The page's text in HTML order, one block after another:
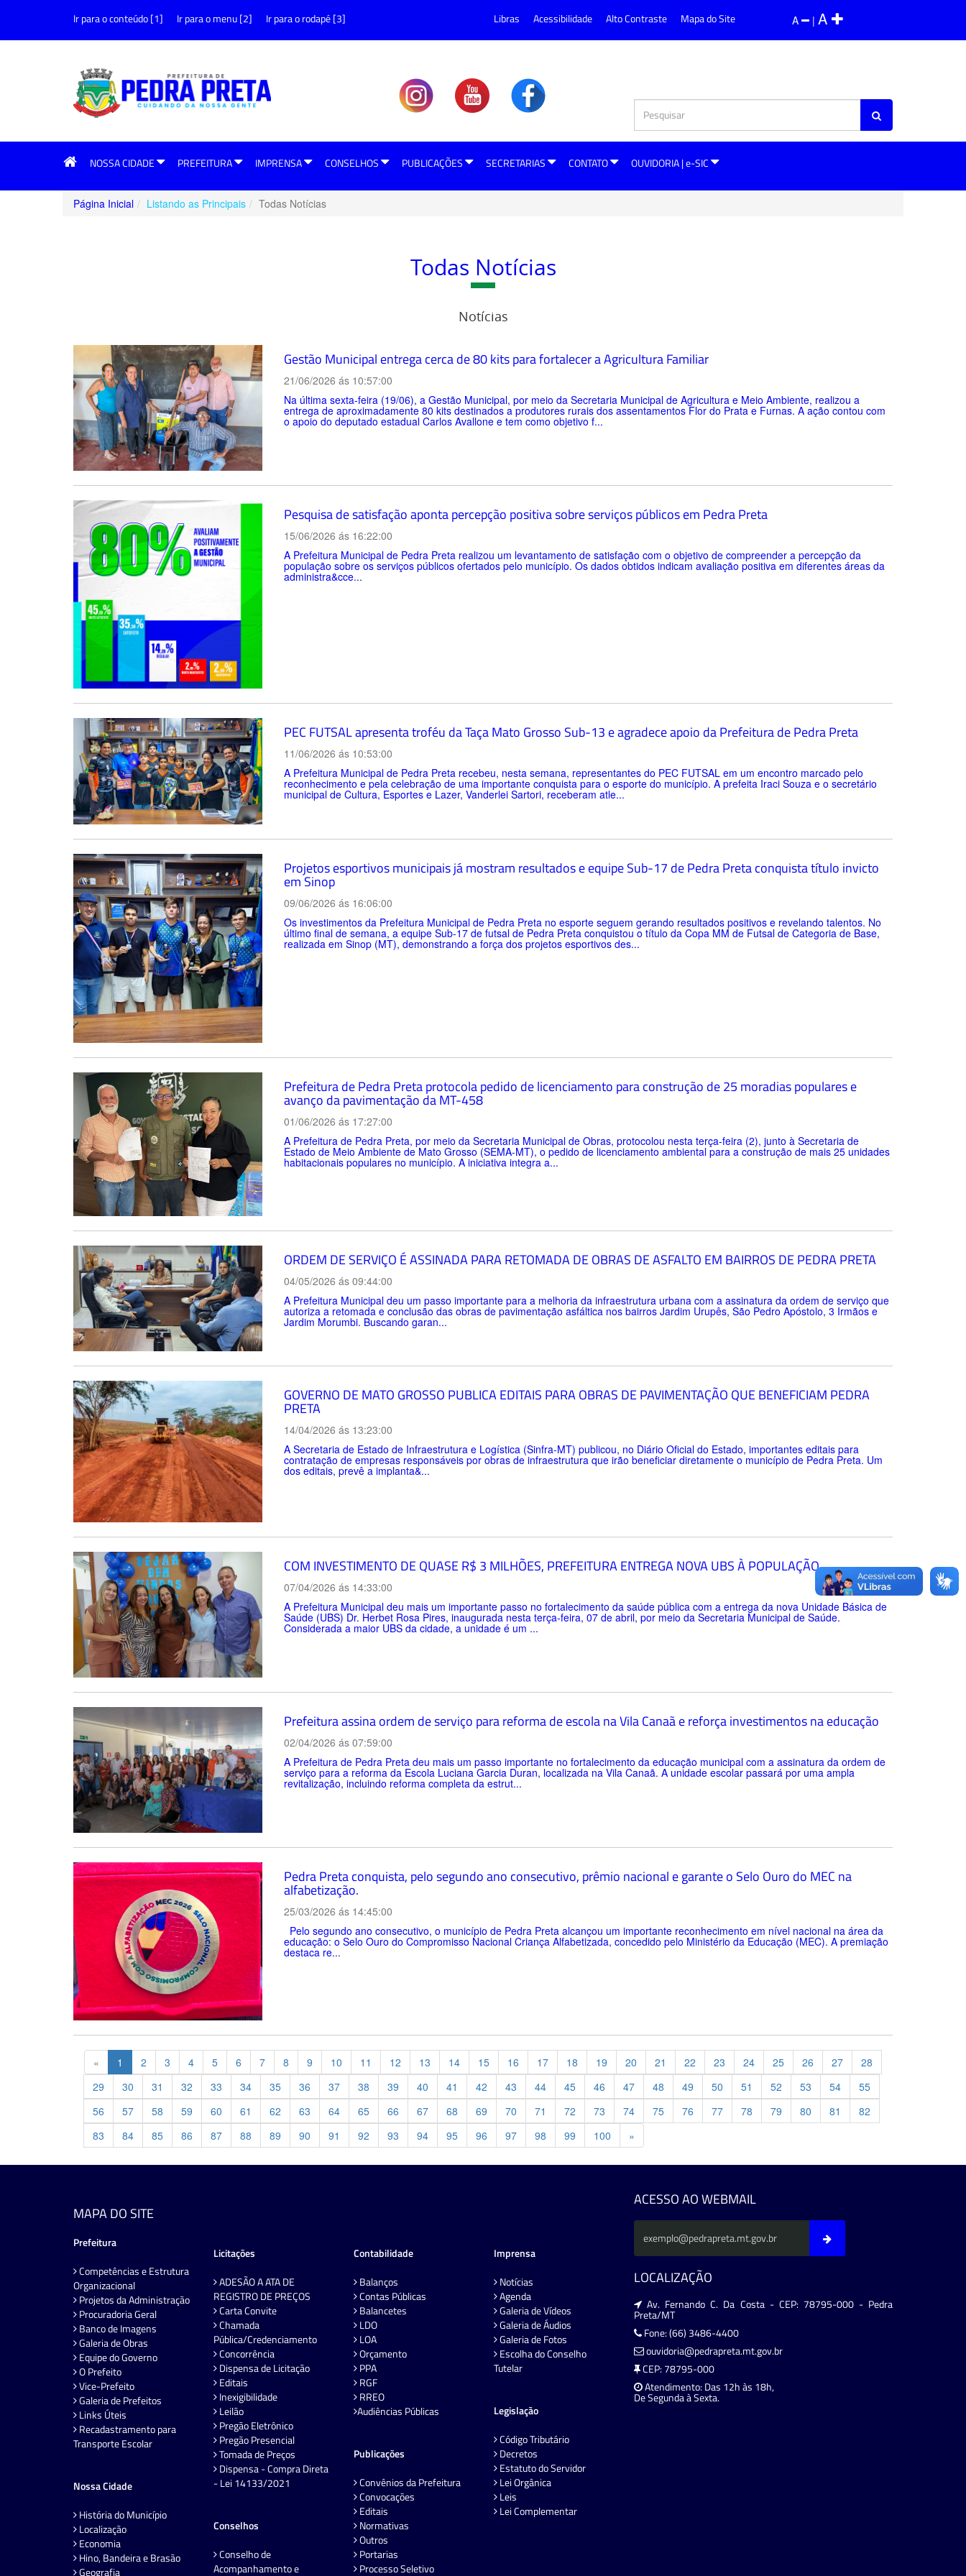
Ir para o conteúdo [1] Ir para o menu [2] Ir para o rodapé [3] A | A
Libras Acessibilidade Alto Contraste Mapa do Site
NOSSA CIDADE PREFEITURA IMPRENSA CONSELHOS PUBLICAÇÕES SECRETARIAS CONTATO OUVIDORIA | e-SIC
Página Inicial Listando as Principais Todas Notícias
Todas Notícias
Notícias
Gestão Municipal entrega cerca de 80 kits para fortalecer a Agricultura Familiar
21/06/2026 ás 10:57:00
Na última sexta-feira (19/06), a Gestão Municipal, por meio da Secretaria Municipal de Agricultura e Meio Ambiente, realizou a
entrega de aproximadamente 80 kits destinados a produtores rurais dos assentamentos Flor do Prata e Furnas. A ação contou com
o apoio do deputado estadual Carlos Avallone e tem como objetivo f...
Pesquisa de satisfação aponta percepção positiva sobre serviços públicos em Pedra Preta
15/06/2026 ás 16:22:00
A Prefeitura Municipal de Pedra Preta realizou um levantamento de satisfação com o objetivo de compreender a percepção da
população sobre os serviços públicos ofertados pelo município. Os dados obtidos indicam avaliação positiva em diferentes áreas da
administra&cce...
PEC FUTSAL apresenta troféu da Taça Mato Grosso Sub-13 e agradece apoio da Prefeitura de Pedra Preta
11/06/2026 ás 10:53:00
A Prefeitura Municipal de Pedra Preta recebeu, nesta semana, representantes do PEC FUTSAL em um encontro marcado pelo
reconhecimento e pela celebração de uma importante conquista para o esporte do município. A prefeita Iraci Souza e o secretário
municipal de Cultura, Esportes e Lazer, Vanderlei Sartori, receberam atle...
Projetos esportivos municipais já mostram resultados e equipe Sub-17 de Pedra Preta conquista título invicto
em Sinop
09/06/2026 ás 16:06:00
Os investimentos da Prefeitura Municipal de Pedra Preta no esporte seguem gerando resultados positivos e revelando talentos. No
último final de semana, a equipe Sub-17 de futsal de Pedra Preta conquistou o título da Copa MM de Futsal de Categoria de Base,
realizada em Sinop (MT), demonstrando a força dos projetos esportivos des...
Prefeitura de Pedra Preta protocola pedido de licenciamento para construção de 25 moradias populares e
avanço da pavimentação da MT-458
01/06/2026 ás 17:27:00
A Prefeitura de Pedra Preta, por meio da Secretaria Municipal de Obras, protocolou nesta terça-feira (2), junto à Secretaria de
Estado de Meio Ambiente de Mato Grosso (SEMA-MT), o pedido de licenciamento ambiental para a construção de mais 25 unidades
habitacionais populares no município. A iniciativa integra a...
ORDEM DE SERVIÇO É ASSINADA PARA RETOMADA DE OBRAS DE ASFALTO EM BAIRROS DE PEDRA PRETA
04/05/2026 ás 09:44:00
A Prefeitura Municipal deu um passo importante para a melhoria da infraestrutura urbana com a assinatura da ordem de serviço que
autoriza a retomada e conclusão das obras de pavimentação asfáltica nos bairros Jardim Urupês, São Pedro Apóstolo, 3 Irmãos e
Jardim Morumbi. Buscando garan...
GOVERNO DE MATO GROSSO PUBLICA EDITAIS PARA OBRAS DE PAVIMENTAÇÃO QUE BENEFICIAM PEDRA
PRETA
14/04/2026 ás 13:23:00
A Secretaria de Estado de Infraestrutura e Logística (Sinfra-MT) publicou, no Diário Oficial do Estado, importantes editais para
contratação de empresas responsáveis por obras de infraestrutura que irão beneficiar diretamente o município de Pedra Preta. Um
dos editais, prevê a implanta&...
COM INVESTIMENTO DE QUASE R$ 3 MILHÕES, PREFEITURA ENTREGA NOVA UBS À POPULAÇÃO
07/04/2026 ás 14:33:00
A Prefeitura Municipal deu mais um importante passo no fortalecimento da saúde pública com a entrega da nova Unidade Básica de
Saúde (UBS) Dr. Herbet Rosa Pires, inaugurada nesta terça-feira, 07 de abril, por meio da Secretaria Municipal de Saúde.
Considerada a maior UBS da cidade, a unidade é um ...
Prefeitura assina ordem de serviço para reforma de escola na Vila Canaã e reforça investimentos na educação
02/04/2026 ás 07:59:00
A Prefeitura de Pedra Preta deu mais um passo importante no fortalecimento da educação municipal com a assinatura da ordem de
serviço para a reforma da Escola Luciana Garcia Duran, localizada na Vila Canaã. A unidade escolar passará por uma ampla
revitalização, incluindo reforma completa da estrut...
Pedra Preta conquista, pelo segundo ano consecutivo, prêmio nacional e garante o Selo Ouro do MEC na
alfabetização.
25/03/2026 ás 14:45:00
Pelo segundo ano consecutivo, o município de Pedra Preta alcançou um importante reconhecimento em nível nacional na área da
educação: o Selo Ouro do Compromisso Nacional Criança Alfabetizada, concedido pelo Ministério da Educação (MEC). A premiação
destaca re...
« Previous
1 2 3 4 5 6 7 8 9 10 11 12 13 14 15 16 17 18 19 20 21 22 23 24 25 26 27
28
29
30 31 32 33 34 35 36 37 38 39 40 41 42 43 44 45 46 47 48 49 50 51 52 53 54
55
56
57 58 59 60 61 62 63 64 65 66 67 68 69 70 71 72 73 74 75 76 77 78 79 80 81
82
83
84 85 86 87 88 89 90 91 92 93 94 95 96 97 98 99 100 »
MAPA DO SITE
Prefeitura
Competências e Estrutura
Organizacional
Projetos da Administração
Procuradoria Geral
Banco de Imagens
Galeria de Obras
Equipe do Governo
O Prefeito
Vice-Prefeito
Galeria de Prefeitos
Links Úteis
Recadastramento para
Transporte Escolar
Nossa Cidade
História do Município
Localização
Economia
Hino, Bandeira e Brasão
Geografia
Licitações
ADESÃO A ATA DE
REGISTRO DE PREÇOS
Carta Convite
Chamada
Pública/Credenciamento
Concorrência
Dispensa de Licitação
Editais
Inexigibilidade
Leilão
Pregão Eletrônico
Pregão Presencial
Tomada de Preços
Dispensa - Compra Direta
- Lei 14133/2021
Conselhos
Conselho de
Acompanhamento e
Contabilidade
Balanços
Contas Públicas
Balancetes
LDO
LOA
Orçamento
PPA
RGF
RREO
Audiências Públicas
Publicações
Convênios da Prefeitura
Convocações
Editais
Normativas
Outros
Portarias
Processo Seletivo
Imprensa
Notícias
Agenda
Galeria de Vídeos
Galeria de Áudios
Galeria de Fotos
Escolha do Conselho
Tutelar
Legislação
Código Tributário
Decretos
Estatuto do Servidor
Lei Orgânica
Leis
Lei Complementar
ACESSO AO WEBMAIL
LOCALIZAÇÃO
Av. Fernando C. Da Costa - CEP: 78795-000 - Pedra
Preta/MT
Fone: (66) 3486-4400
ouvidoria@pedrapreta.mt.gov.br
CEP: 78795-000
Atendimento: Das 12h às 18h,
De Segunda à Sexta.